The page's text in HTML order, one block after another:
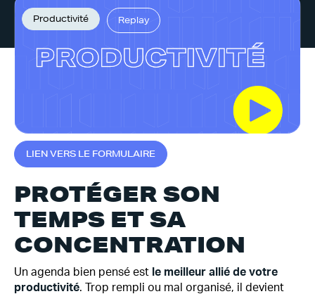
Productivité Replay
LIENVERS LE FORMULAIRE
PROTÉGER SON
TEMPS ET SA
CONCENTRATION
Un agenda bien pensé est le meilleur allié de votre
productivité. Trop rempli ou mal organisé, il devient